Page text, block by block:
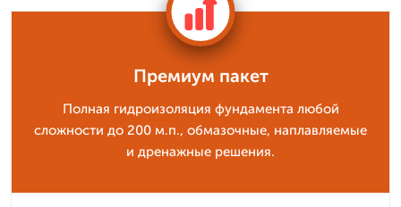
Премиум пакет
Полная гидроизоляция фундамента любой
сложности до 200 м.п., обмазочные, наплавляемые
и дренажные решения.